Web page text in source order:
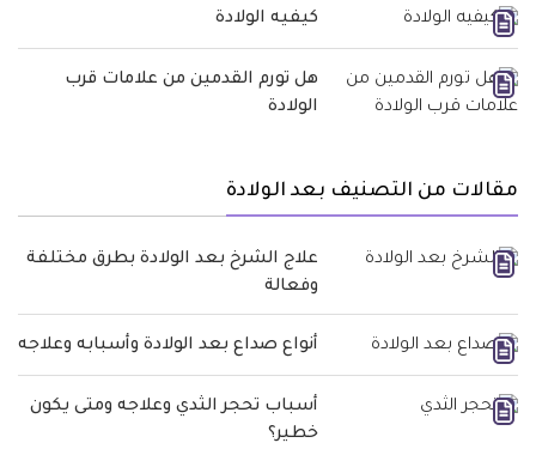
كيفيه الولادة
هل تورم القدمين من علامات قرب
الولادة
مقالات من التصنيف بعد الولادة
علاج الشرخ بعد الولادة بطرق مختلفة
وفعالة
أنواع صداع بعد الولادة وأسبابه وعلاجه
أسباب تحجر الثدي وعلاجه ومتى يكون
خطير؟